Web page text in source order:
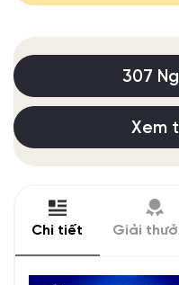
307
Xem
Chi tiết Giải